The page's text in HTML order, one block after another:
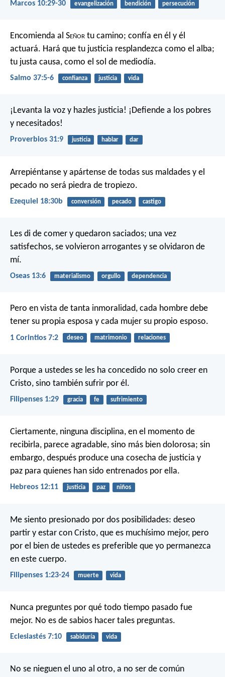
Marcos 10:29-30 evangelización bendición persecución
Encomienda al Señor tu camino; confía en él y él
actuará. Hará que tu justicia resplandezca como el alba;
tu justa causa, como el sol de mediodía.
Salmo 37:5-6 confianza justicia vida
¡Levanta la voz y hazles justicia! ¡Defiende a los pobres
y necesitados!
Proverbios 31:9 justicia hablar dar
Arrepiéntanse y apártense de todas sus maldades y el
pecado no será piedra de tropiezo.
Ezequiel 18:30b conversión pecado castigo
Les di de comer y quedaron saciados; una vez
satisfechos, se volvieron arrogantes y se olvidaron de
mí.
Oseas 13:6 materialismo orgullo dependencia
Pero en vista de tanta inmoralidad, cada hombre debe
tener su propia esposa y cada mujer su propio esposo.
1 Corintios 7:2 deseo matrimonio relaciones
Porque a ustedes se les ha concedido no solo creer en
Cristo, sino también sufrir por él.
Filipenses 1:29 gracia fe sufrimiento
Ciertamente, ninguna disciplina, en el momento de
recibirla, parece agradable, sino más bien dolorosa; sin
embargo, después produce una cosecha de justicia y
paz para quienes han sido entrenados por ella.
Hebreos 12:11 justicia paz niños
Me siento presionado por dos posibilidades: deseo
partir y estar con Cristo, que es muchísimo mejor, pero
por el bien de ustedes es preferible que yo permanezca
en este cuerpo.
Filipenses 1:23-24 muerte vida
Nunca preguntes por qué todo tiempo pasado fue
mejor. No es de sabios hacer tales preguntas.
Eclesiastés 7:10 sabiduría vida
No se nieguen el uno al otro, a no ser de común